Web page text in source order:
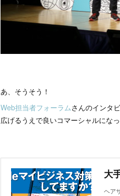
あ、そうそう！
Web担当者フォーラムさんのインタ
広げるうえで良いコマーシャルになっ
ヘア